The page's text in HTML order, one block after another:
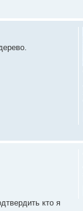
кто я